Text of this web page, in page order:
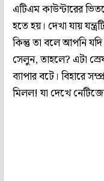
এটিএম কাউন্টারের
হতে হয়। দেখা যায়
কিন্তু তা বলে আপনি
সেলুন, তাহলে? এটা
ব্যাপার বটে। বিহারে
মিলল! যা দেখে